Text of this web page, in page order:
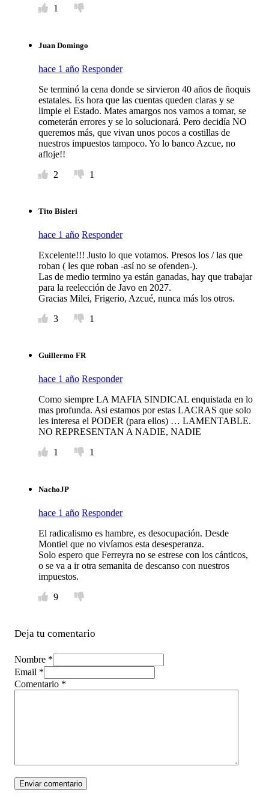
1
Juan Domingo
hace 1 año Responder
Se terminó la cena donde se sirvieron 40 años de ñoquis
estatales. Es hora que las cuentas queden claras y se
limpie el Estado. Mates amargos nos vamos a tomar, se
cometerán errores y se lo solucionará. Pero decidía NO
queremos más, que vivan unos pocos a costillas de
nuestros impuestos tampoco. Yo lo banco Azcue, no
afloje!!
2
1
Tito Bisleri
hace 1 año Responder
Excelente!!! Justo lo que votamos. Presos los / las que
roban ( les que roban -así no se ofenden-).
Las de medio termino ya están ganadas, hay que trabajar
para la reelección de Javo en 2027.
Gracias Milei, Frigerio, Azcué, nunca más los otros.
3
1
Guillermo FR
hace 1 año Responder
Como siempre LA MAFIA SINDICAL enquistada en lo
mas profunda. Asi estamos por estas LACRAS que solo
les interesa el PODER (para ellos) … LAMENTABLE.
NO REPRESENTAN A NADIE, NADIE
1
1
NachoJP
hace 1 año Responder
El radicalismo es hambre, es desocupación. Desde
Montiel que no vivíamos esta desesperanza.
Solo espero que Ferreyra no se estrese con los cánticos,
o se va a ir otra semanita de descanso con nuestros
impuestos.
9
Deja tu comentario
Nombre *
Email *
Comentario *